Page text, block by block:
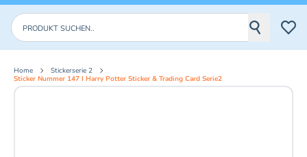
Produkte suchen
Home
Stickerserie 2
Sticker Nummer 147 I Harry Potter Sticker & Trading Card Serie2